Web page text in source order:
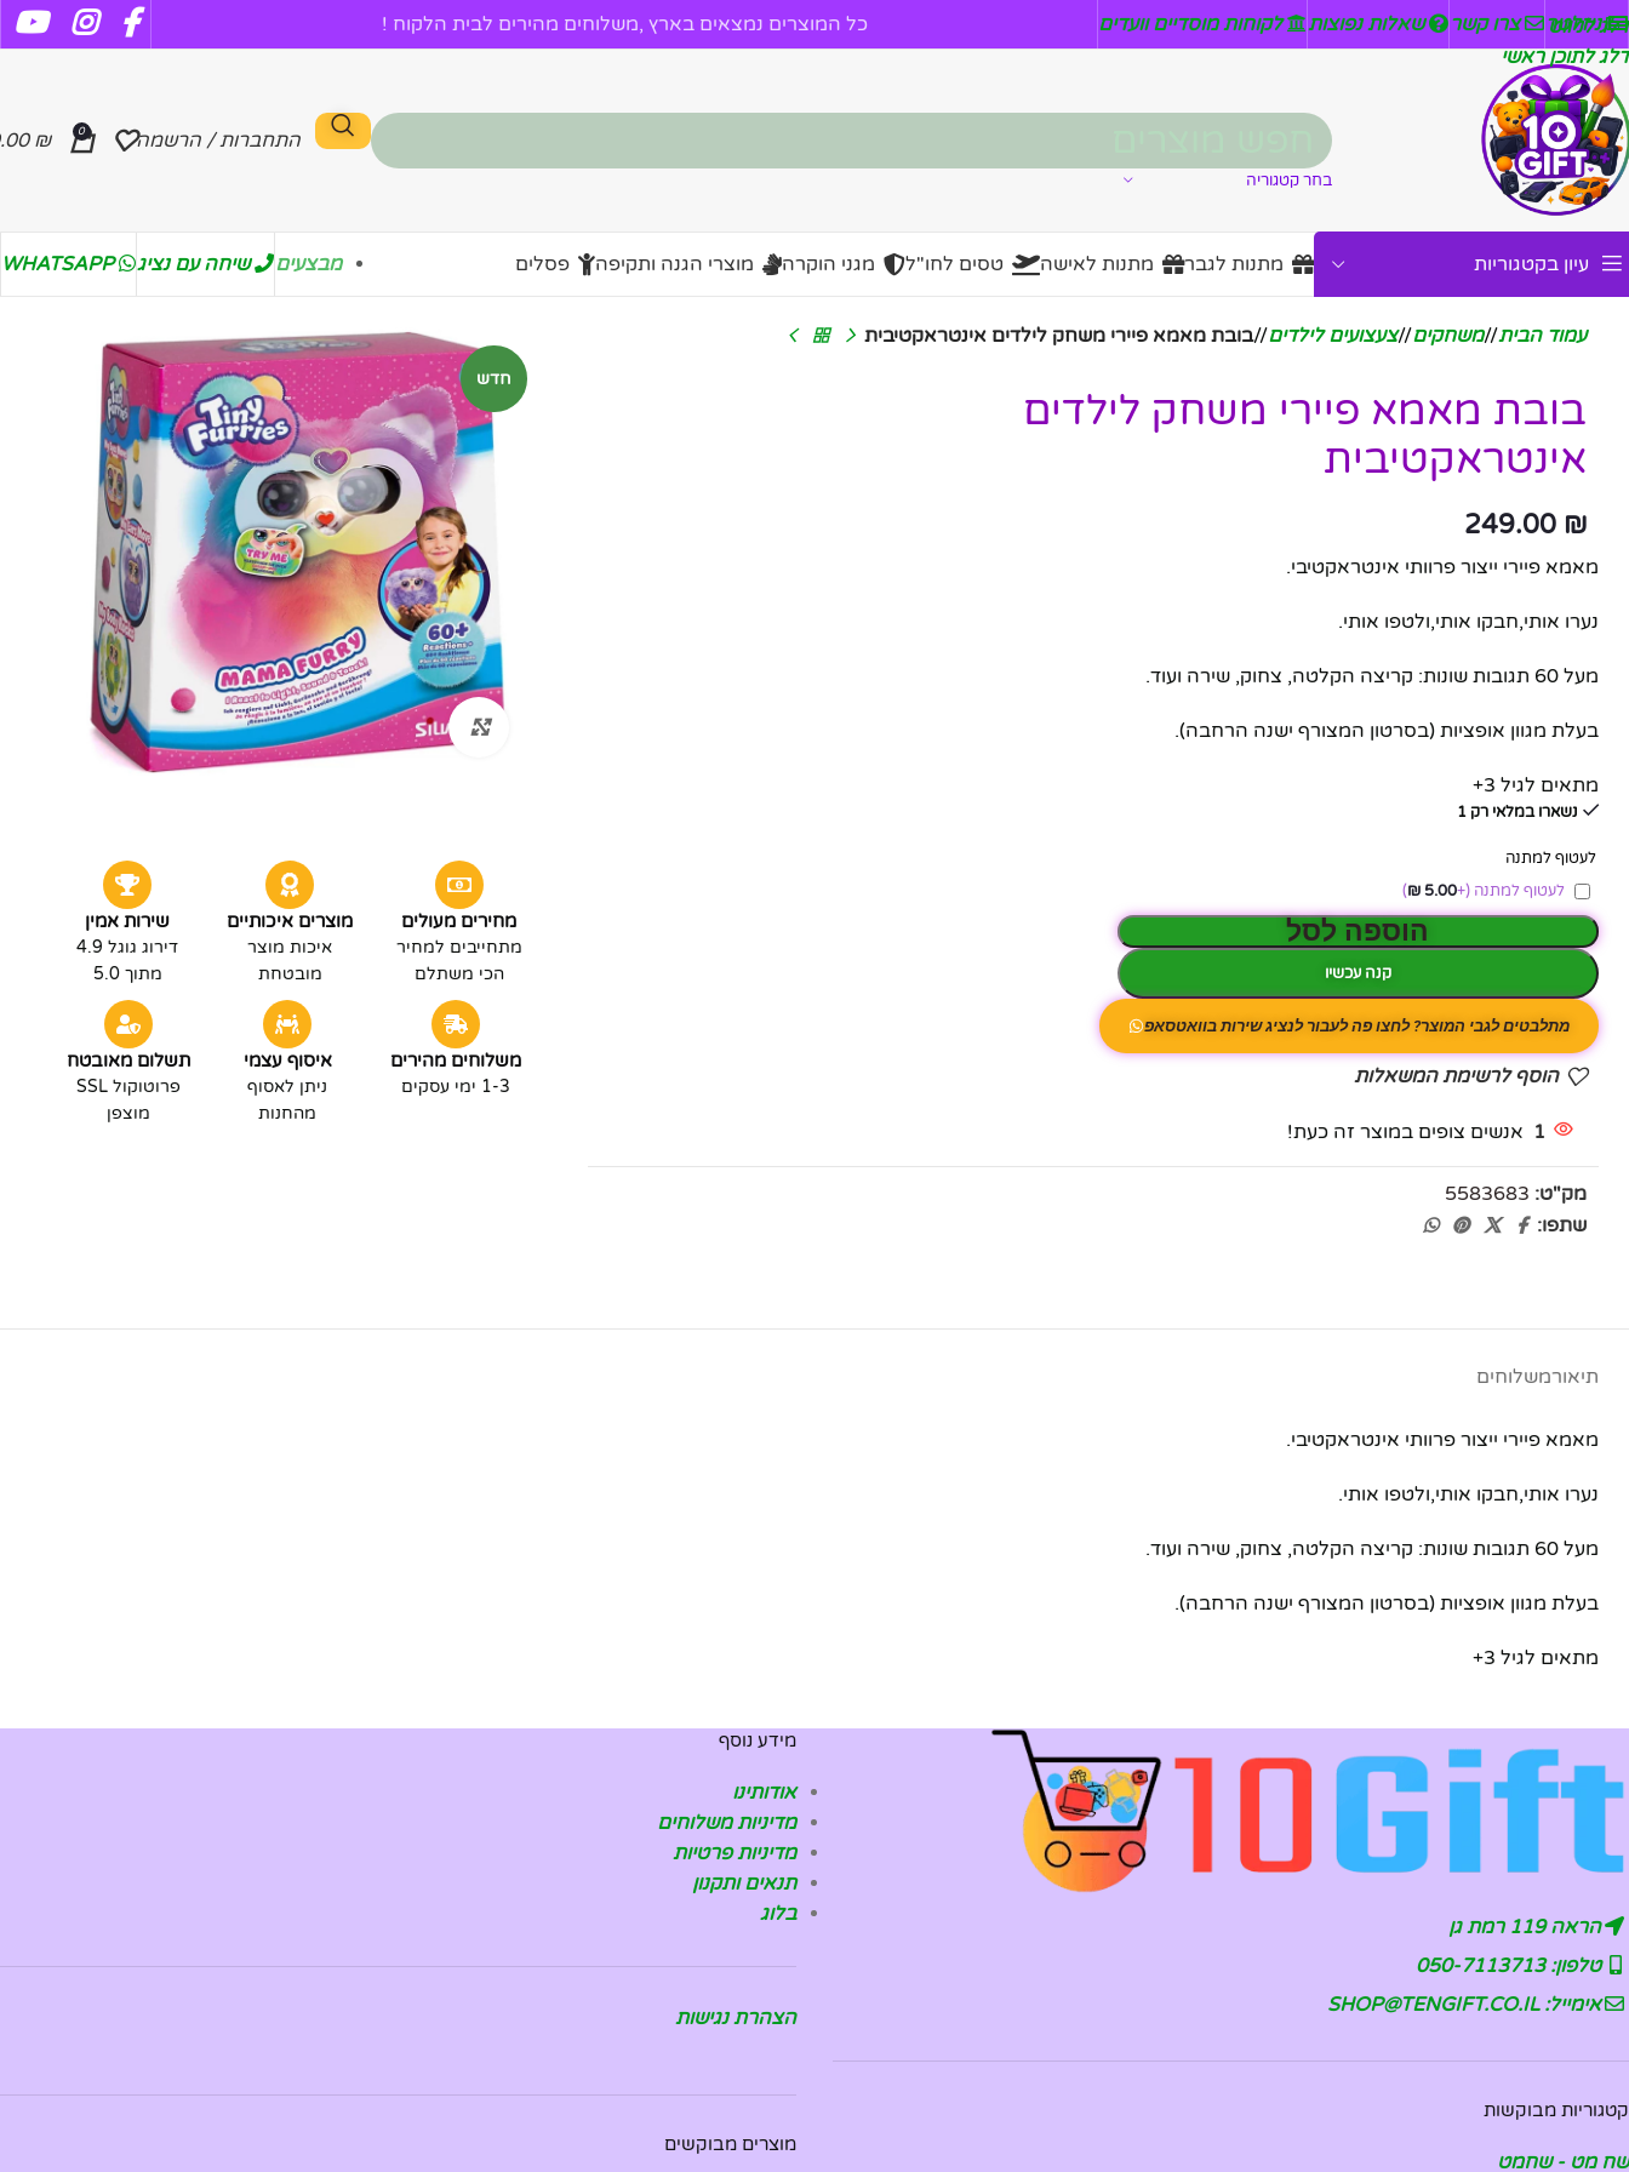
דלג לניווט
דלג לתוכן ראשי
ניזלטר צרו קשר שאלות נפוצות לקוחות מוסדיים וועדים כל המוצרים נמצאים בארץ ,משלוחים מהירים לבית הלקוח !
בחר קטגוריה
התחברות / הרשמה 0
₪
עיון בקטגוריות מתנות לגבר מתנות לאישה טסים לחו"ל מגני הוקרה מוצרי הגנה ותקיפה פסלים מבצעים שיחה עם נציג WHATSAPP
חדש
לחץ להגדלה
מחירים מעולים
מתחייבים למחיר
הכי משתלם
מוצרים איכותיים
איכות מוצר
מובטחת
שירות אמין
דירוג גוגל 4.9
מתוך 5.0
משלוחים מהירים
1-3 ימי עסקים
איסוף עצמי
ניתן לאסוף
מהחנות
תשלום מאובטח
פרוטוקול SSL
מוצפן
עמוד הבית/ משחקים/ צעצועים לילדים/ בובת מאמא פיירי משחק לילדים אינטראקטיבית
בובת מאמא פיירי משחק לילדים
אינטראקטיבית
249.00 ₪
מאמא פיירי ייצור פרוותי אינטראקטיבי.
נערו אותי,חבקו אותי,ולטפו אותי.
מעל 60 תגובות שונות: קריצה הקלטה, צחוק, שירה ועוד.
בעלת מגוון אופציות (בסרטון המצורף ישנה הרחבה).
מתאים לגיל 3+
נשארו במלאי רק 1
לעטוף למתנה
לעטוף למתנה(+
5.00
₪
)
הוספה לסל
קנה עכשיו
מתלבטים לגבי המוצר? לחצו פה לעבור לנציג שירות בוואטסאפ
הוסף לרשימת המשאלות
1 אנשים צופים במוצר זה כעת!
מק"ט: 5583683
שתפו:
תיאורמשלוחים
מאמא פיירי ייצור פרוותי אינטראקטיבי.
נערו אותי,חבקו אותי,ולטפו אותי.
מעל 60 תגובות שונות: קריצה הקלטה, צחוק, שירה ועוד.
בעלת מגוון אופציות (בסרטון המצורף ישנה הרחבה).
מתאים לגיל 3+
הראה 119 רמת גן
טלפון: 050-7113713
אימייל: SHOP@TENGIFT.CO.IL
קטגוריות מבוקשות
שח מט - שחמט
מידע נוסף
אודותינו
מדיניות משלוחים
מדיניות פרטיות
תנאים ותקנון
בלוג
הצהרת נגישות
מוצרים מבוקשים
פייסבוק
אינסטגרם